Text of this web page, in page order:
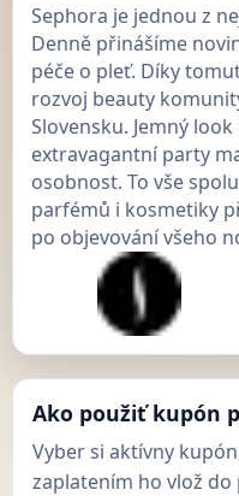
Sephora je jednou z
Denně přinášíme
péče o pleť. Díky
rozvoj beauty
Slovensku. Jemný
extravagantní party
osobnost. To vše
parfémů i kosmetiky
po objevování všeho
Ako použiť kupón
Vyber si aktívny
zaplatením ho vlož do